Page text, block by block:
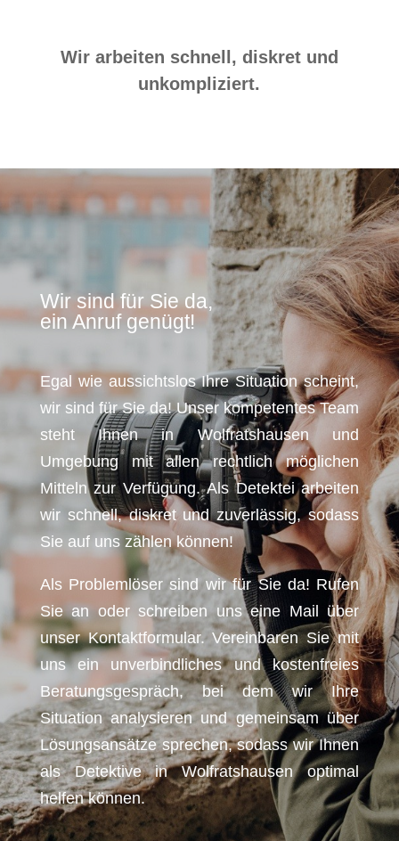
Wir arbeiten schnell, diskret und
unkompliziert.
Wir sind für Sie da,
ein Anruf genügt!
Egal wie aussichtslos Ihre Situation scheint,
wir sind für Sie da! Unser kompetentes Team
steht Ihnen in Wolfratshausen und
Umgebung mit allen rechtlich möglichen
Mitteln zur Verfügung. Als Detektei arbeiten
wir schnell, diskret und zuverlässig, sodass
Sie auf uns zählen können!
Als Problemlöser sind wir für Sie da! Rufen
Sie an oder schreiben uns eine Mail über
unser Kontaktformular. Vereinbaren Sie mit
uns ein unverbindliches und kostenfreies
Beratungsgespräch, bei dem wir Ihre
Situation analysieren und gemeinsam über
Lösungsansätze sprechen, sodass wir Ihnen
als Detektive in Wolfratshausen optimal
helfen können.